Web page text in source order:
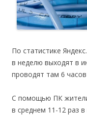
По статистике
в неделю выходят в
проводят там 6
С помощью ПК
в среднем 11-12 раз